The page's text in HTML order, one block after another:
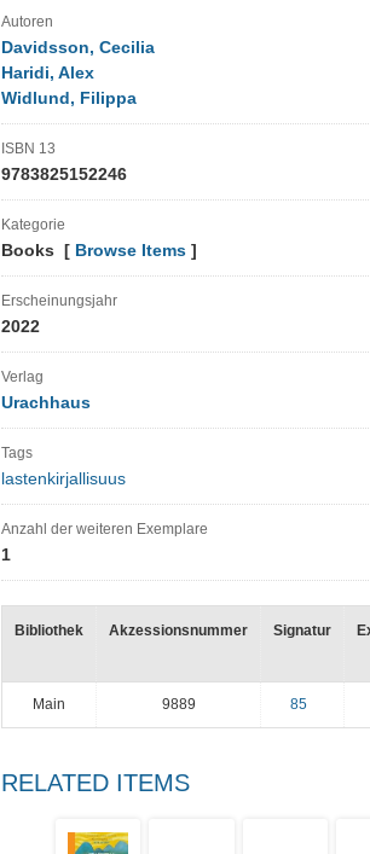
Autoren
Davidsson, Cecilia
Haridi, Alex
Widlund, Filippa
ISBN 13
9783825152246
Kategorie
Books [ Browse Items ]
Erscheinungsjahr
2022
Verlag
Urachhaus
Tags
lastenkirjallisuus
Anzahl der weiteren Exemplare
1
Bibliothek Akzessionsnummer Signatur
Main 9889 85
RELATED ITEMS